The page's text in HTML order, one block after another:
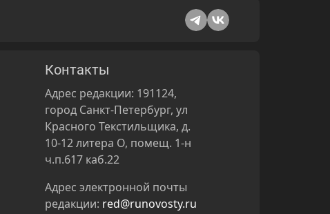
Контакты
Адрес редакции: 191124,
город Санкт-Петербург, ул
Красного Текстильщика, д.
10-12 литера О, помещ. 1-н
ч.п.617 каб.22
Адрес электронной почты
редакции: red@runovosty.ru